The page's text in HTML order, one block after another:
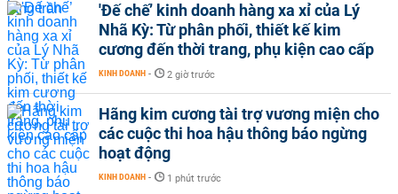
'Đế chế’ kinh doanh hàng xa xỉ của Lý
Nhã Kỳ: Từ phân phối, thiết kế kim
cương đến thời trang, phụ kiện cao cấp
KINH DOANH - 2 giờ trước
Hãng kim cương tài trợ vương miện cho
các cuộc thi hoa hậu thông báo ngừng
hoạt động
KINH DOANH - 1 phút trước